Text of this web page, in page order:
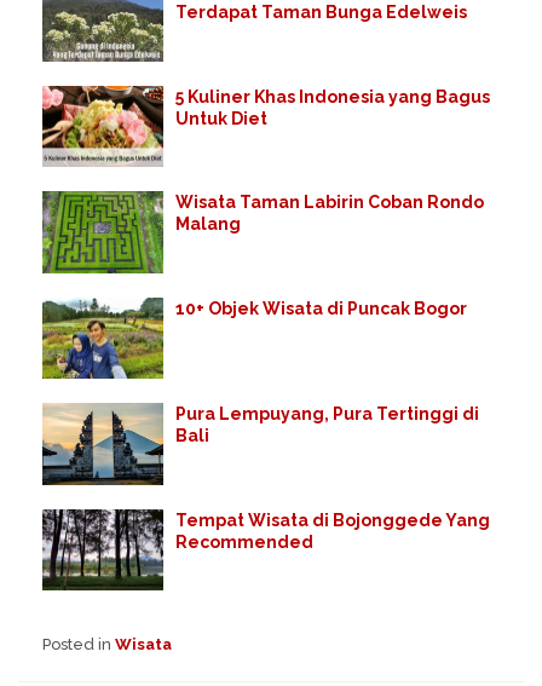
Terdapat Taman Bunga Edelweis
5 Kuliner Khas Indonesia yang Bagus
Untuk Diet
Wisata Taman Labirin Coban Rondo
Malang
10+ Objek Wisata di Puncak Bogor
Pura Lempuyang, Pura Tertinggi di
Bali
Tempat Wisata di Bojonggede Yang
Recommended
Posted in Wisata